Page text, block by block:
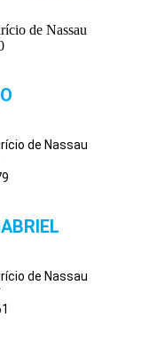
de Nassau
de Nassau
de Nassau